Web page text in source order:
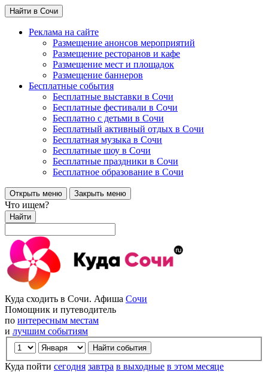
Найти в Сочи
Реклама на сайте
Размещение анонсов мероприятий
Размещение ресторанов и кафе
Размещение мест и площадок
Размещение баннеров
Бесплатные события
Бесплатные выставки в Сочи
Бесплатные фестивали в Сочи
Бесплатно с детьми в Сочи
Бесплатный активный отдых в Сочи
Бесплатная музыка в Сочи
Бесплатные шоу в Сочи
Бесплатные праздники в Сочи
Бесплатное образование в Сочи
Открыть меню Закрыть меню
Что ищем?
Найти
Куда сходить в Сочи. Афиша Сочи
Помощник и путеводитель
по интересным местам
и лучшим событиям
Куда пойти сегодня завтра в выходные в этом месяце